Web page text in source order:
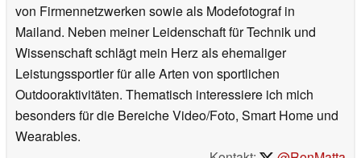
von Firmennetzwerken sowie als Modefotograf in
Mailand. Neben meiner Leidenschaft für Technik und
Wissenschaft schlägt mein Herz als ehemaliger
Leistungssportler für alle Arten von sportlichen
Outdooraktivitäten. Thematisch interessiere ich mich
besonders für die Bereiche Video/Foto, Smart Home und
Wearables.